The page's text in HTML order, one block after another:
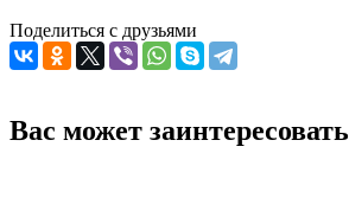
Поделиться с друзьями
Вас может заинтересовать